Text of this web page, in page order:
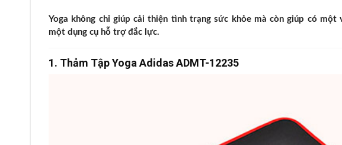
Yoga không chỉ giúp cải thiện tình trạng sức khỏe mà còn giúp có
một dụng cụ hỗ trợ đắc lực.
1. Thảm Tập Yoga Adidas ADMT-12235